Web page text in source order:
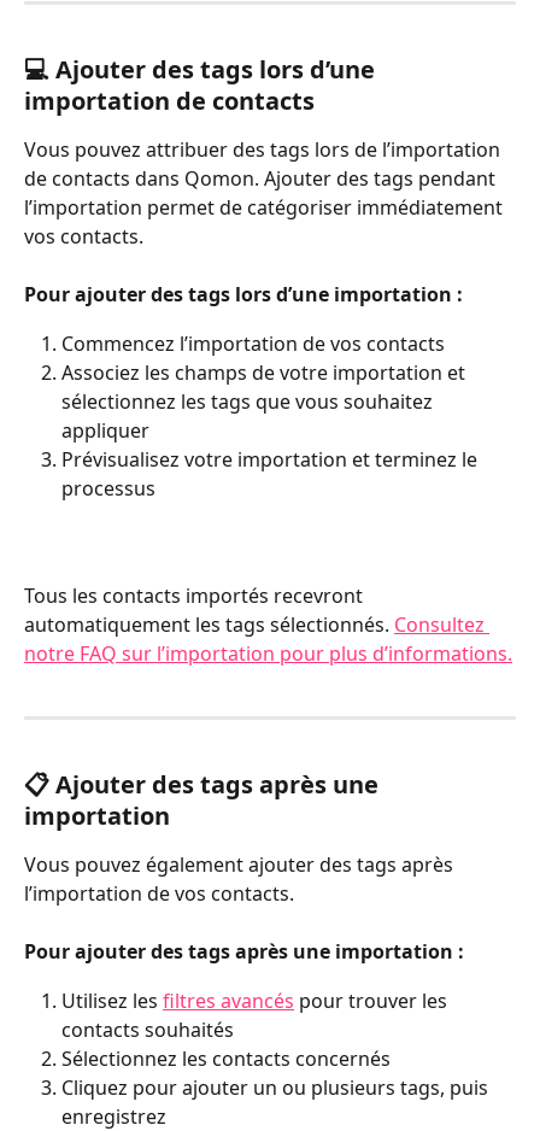
💻 Ajouter des tags lors d’une
importation de contacts
Vous pouvez attribuer des tags lors de l’importation
de contacts dans Qomon. Ajouter des tags pendant
l’importation permet de catégoriser immédiatement
vos contacts.
Pour ajouter des tags lors d’une importation :
Commencez l’importation de vos contacts
Associez les champs de votre importation et
sélectionnez les tags que vous souhaitez
appliquer
Prévisualisez votre importation et terminez le
processus
Tous les contacts importés recevront
automatiquement les tags sélectionnés. Consultez
notre FAQ sur l’importation pour plus d’informations.
📋 Ajouter des tags après une
importation
Vous pouvez également ajouter des tags après
l’importation de vos contacts.
Pour ajouter des tags après une importation :
Utilisez les filtres avancés pour trouver les
contacts souhaités
Sélectionnez les contacts concernés
Cliquez pour ajouter un ou plusieurs tags, puis
enregistrez